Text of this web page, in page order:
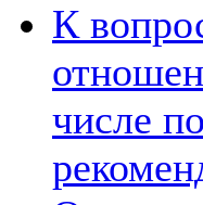
К
числе